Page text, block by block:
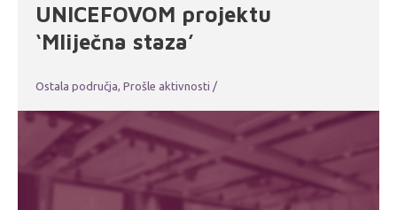
UNICEFOVOM projektu
‘Mliječna staza’
Ostala područja Prošle aktivnosti /